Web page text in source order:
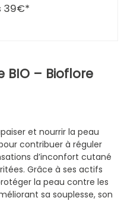
39€*
BIO – Bioflore
et nourrir la peau
contribuer à réguler
d’inconfort cutané
Grâce à ses actifs
la peau contre les
sa souplesse, son